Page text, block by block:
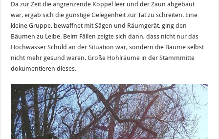
Da zur Zeit die angrenzende Koppel leer und der Zaun abgebaut
war, ergab sich die günstige Gelegenheit zur Tat zu schreiten. Eine
kleine Gruppe, bewaffnet mit Sägen und Räumgerät, ging den
Bäumen zu Leibe. Beim Fällen zeigte sich dann, dass nicht nur das
Hochwasser Schuld an der Situation war, sondern die Bäume selbst
nicht mehr gesund waren. Große Hohlräume in der Stammmitte
dokumentieren dieses.